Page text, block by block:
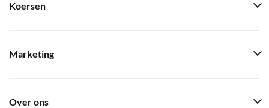
Koersen
Marketing
Over ons